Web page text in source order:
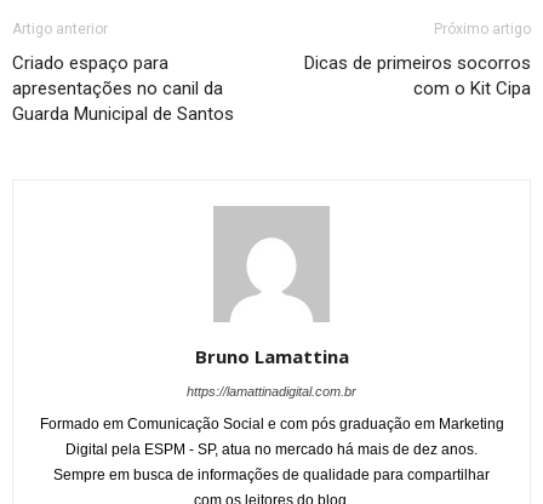
Artigo anterior
Criado espaço para
apresentações no canil da
Guarda Municipal de Santos
Próximo artigo
Dicas de primeiros socorros
com o Kit Cipa
Bruno Lamattina
https://lamattinadigital.com.br
Formado em Comunicação Social e com pós graduação em Marketing
Digital pela ESPM - SP, atua no mercado há mais de dez anos.
Sempre em busca de informações de qualidade para compartilhar
com os leitores do blog.